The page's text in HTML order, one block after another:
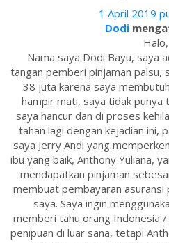
1 April 2019
Dodi
Halo,
Nama saya Dodi Bayu, saya
tangan pemberi pinjaman palsu,
38 juta karena saya
hampir mati, saya tidak
saya hancur dan di proses
tahan lagi dengan kejadian ini,
saya Jerry Andi yang
ibu yang baik, Anthony Yuliana,
mendapatkan pinjaman
membuat pembayaran
saya. Saya ingin
memberi tahu orang Indonesia /
penipuan di luar sana, tetapi